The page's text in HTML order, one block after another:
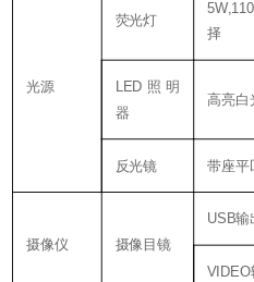
光源
荧光灯
择
LED照明
器
高亮白
反光镜 带座平
摄像仪 摄像目镜
USB输
VIDEO